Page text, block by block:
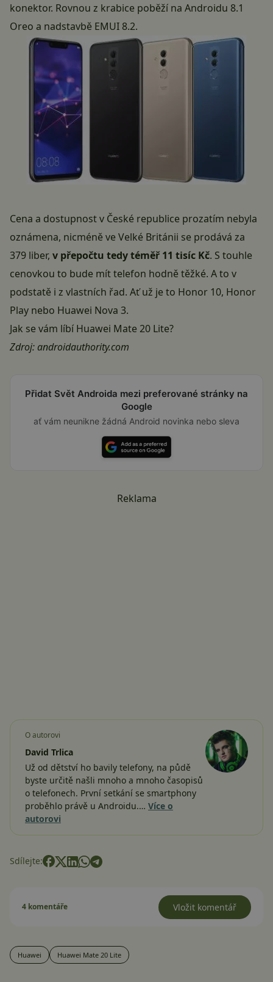
konektor. Rovnou z krabice poběží na Androidu 8.1
Oreo a nadstavbě EMUI 8.2.
Cena a dostupnost v České republice prozatím nebyla
oznámena, nicméně ve Velké Británii se prodává za
379 liber, v přepočtu tedy téměř 11 tisíc Kč. S touhle
cenovkou to bude mít telefon hodně těžké. A to v
podstatě i z vlastních řad. Ať už je to Honor 10, Honor
Play nebo Huawei Nova 3.
Jak se vám líbí Huawei Mate 20 Lite?
Zdroj:androidauthority.com
Přidat Svět Androida mezi preferované stránky na
Google
ať vám neunikne žádná Android novinka nebo sleva
Reklama
O autorovi
David Trlica
Už od dětství ho bavily telefony, na půdě
byste určitě našli mnoho a mnoho časopisů
o telefonech. První setkání se smartphony
proběhlo právě u Androidu.… Více o
autorovi
Sdílejte:
4 komentáře Vložit komentář
Huawei Huawei Mate 20 Lite